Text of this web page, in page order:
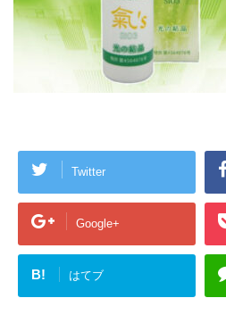
Twitter
Google+
B! はてブ